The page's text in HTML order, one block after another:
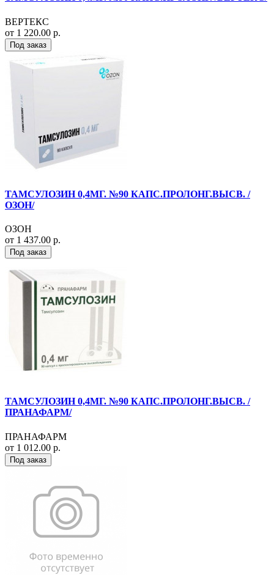
ВЕРТЕКС
от 1 220.00 р.
Под заказ
ТАМСУЛОЗИН 0,4МГ. №90 КАПС.ПРОЛОНГ.ВЫСВ. /
ОЗОН/
ОЗОН
от 1 437.00 р.
Под заказ
ТАМСУЛОЗИН 0,4МГ. №90 КАПС.ПРОЛОНГ.ВЫСВ. /
ПРАНАФАРМ/
ПРАНАФАРМ
от 1 012.00 р.
Под заказ